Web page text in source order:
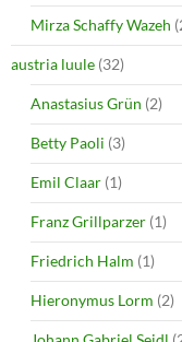
Mirza Schaffy Wazeh
austria luule (32)
Anastasius Grün (2)
Betty Paoli (3)
Emil Claar (1)
Franz Grillparzer (1)
Friedrich Halm (1)
Hieronymus Lorm (2)